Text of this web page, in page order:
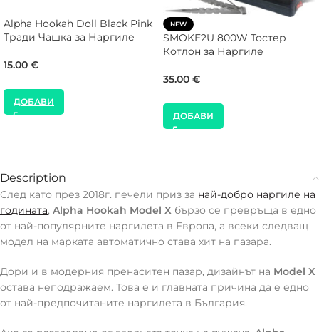
Alpha Hookah Doll Black Pink
Тради Чашка за Наргиле
15.00 €
ДОБАВИ
NEW
SMOKE2U 800W Тостер
Котлон за Наргиле
35.00 €
ДОБАВИ
Description
След като през 2018г. печели приз за най-добро наргиле на
годината, Alpha Hookah Model X бързо се превръща в едно
от най-популярните наргилета в Европа, а всеки следващ
модел на марката автоматично става хит на пазара.
Дори и в модерния пренаситен пазар, дизайнът на Model X
остава неподражаем. Това е и главната причина да е едно
от най-предпочитаните наргилета в България.